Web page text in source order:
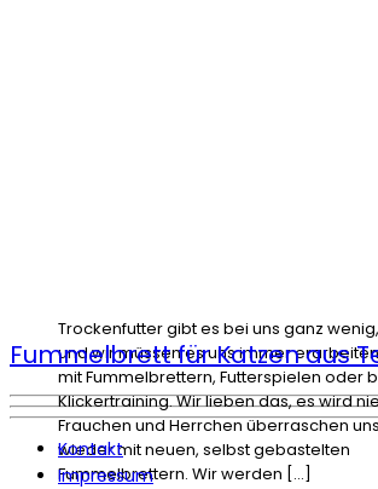
Trockenfutter gibt es bei uns ganz
und wir müssen es uns immer
mit Fummelbrettern, Futterspielen oder
Klickertraining. Wir lieben das, es wird
Frauchen und Herrchen überraschen
wieder mit neuen, selbst gebastelten
Fummelbrettern. Wir werden […]
Fummelbrett für Katzen aus
Kontakt
Impressum